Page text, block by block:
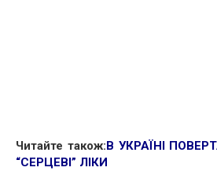
Читайте також:В УКРАЇНІ
“СЕРЦЕВІ” ЛІКИ